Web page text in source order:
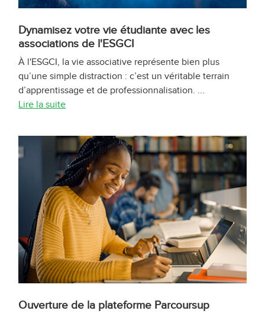
Dynamisez votre vie étudiante avec les
associations de l'ESGCI
À l'ESGCI, la vie associative représente bien plus
qu’une simple distraction : c’est un véritable terrain
d’apprentissage et de professionnalisation. ...
Lire la suite
Ouverture de la plateforme Parcoursup